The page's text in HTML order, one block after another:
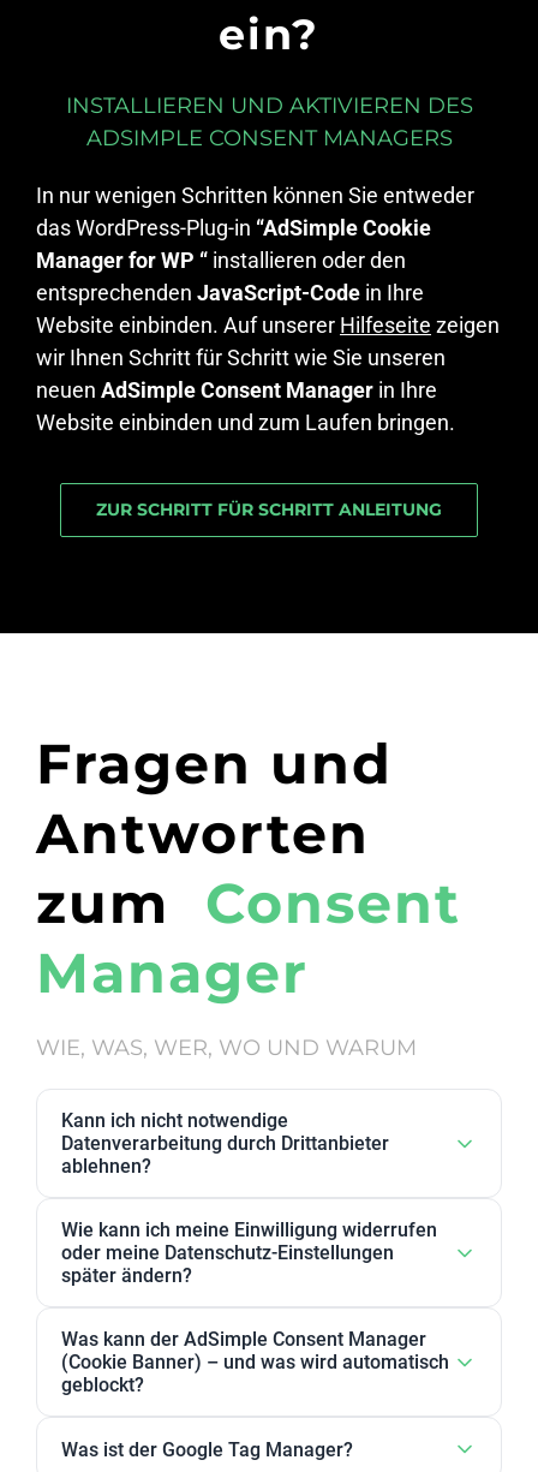
ein?
INSTALLIEREN UND AKTIVIEREN DES
ADSIMPLE CONSENT MANAGERS
In nur wenigen Schritten können Sie entweder
das WordPress-Plug-in “AdSimple Cookie
Manager for WP “ installieren oder den
entsprechenden JavaScript-Code in Ihre
Website einbinden. Auf unserer Hilfeseite zeigen
wir Ihnen Schritt für Schritt wie Sie unseren
neuen AdSimple Consent Manager in Ihre
Website einbinden und zum Laufen bringen.
ZUR SCHRITT FÜR SCHRITT ANLEITUNG
Fragen und
Antworten
zum Consent
Manager
WIE, WAS, WER, WO UND WARUM
Kann ich nicht notwendige
Datenverarbeitung durch Drittanbieter
ablehnen?
nicht notwendig eingestuft haben, kann in den
Datenschutz-Einstellungen abgelehnt werden. Sie
Zweckgruppen akzeptieren oder ablehnen.
Wie kann ich meine Einwilligung widerrufen
oder meine Datenschutz-Einstellungen
später ändern?
ändern. Außerdem können Sie Ihre Zustimmung
jederzeit widerrufen, indem Sie Ihre Einwilligungen
Was kann der AdSimple Consent Manager
(Cookie Banner) – und was wird automatisch
geblockt?
JavaScript-Lösung oder WordPress-Plugin verfügbar
Was ist der Google Tag Manager?